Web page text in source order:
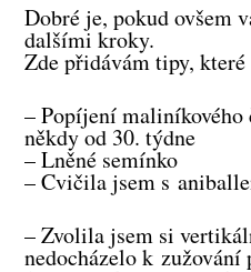
Dobré je, pokud ovšem
dalšími kroky.
Zde přidávám tipy,
– Popíjení
někdy od 30. týdne
– Lněné semínko
– Cvičila jsem s
– Zvolila jsem si
nedocházelo k zužování